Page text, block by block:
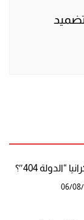
404″؟
06/